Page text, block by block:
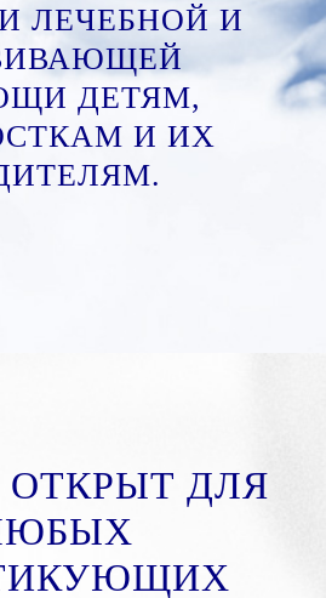
ЛЕЧЕБНОЙ И
ДЕТЯМ,
И ИХ
ОТКРЫТ ДЛЯ